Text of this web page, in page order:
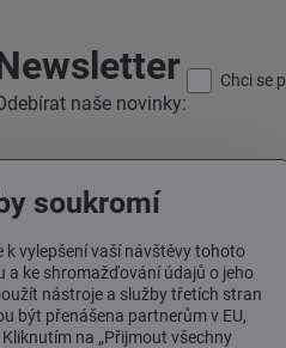
naše novinky:
Chci se
soukromí
k vylepšení vaší návštěvy tohoto
a ke shromažďování údajů o jeho
nástroje a služby třetích stran
být přenášena partnerům v EU,
na „Přijmout všechny